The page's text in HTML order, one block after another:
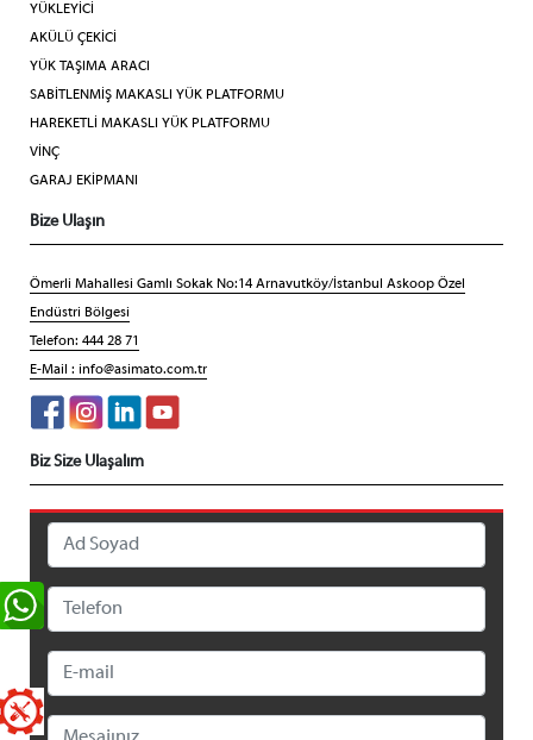
YÜKLEYİCİ
AKÜLÜ ÇEKİCİ
YÜK TAŞIMA ARACI
SABİTLENMİŞ MAKASLI YÜK PLATFORMU
HAREKETLİ MAKASLI YÜK PLATFORMU
VİNÇ
GARAJ EKİPMANI
Bize Ulaşın
Ömerli Mahallesi Gamlı Sokak No:14 Arnavutköy/İstanbul Askoop Özel
Endüstri Bölgesi
Telefon: 444 28 71
E-Mail : info@asimato.com.tr
Biz Size Ulaşalım